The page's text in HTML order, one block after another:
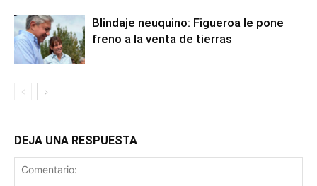
Blindaje neuquino: Figueroa le pone
freno a la venta de tierras
DEJA UNA RESPUESTA